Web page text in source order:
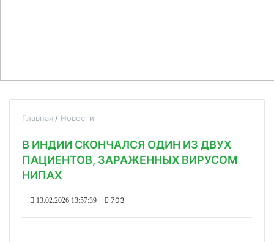
Главная Новости
В ИНДИИ СКОНЧАЛСЯ ОДИН ИЗ ДВУХ
ПАЦИЕНТОВ, ЗАРАЖЕННЫХ ВИРУСОМ
НИПАХ
13.02.2026 13:57:39 703